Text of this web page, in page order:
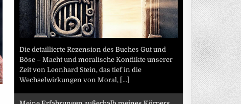
Die detaillierte Rezension des Buches Gut und
Böse – Macht und moralische Konflikte unserer
Zeit von Leonhard Stein, das tief in die
Wechselwirkungen von Moral, [...]